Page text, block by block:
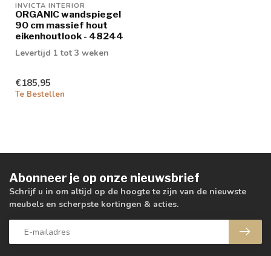
INVICTA INTERIOR
ORGANIC wandspiegel
90 cm massief hout
eikenhoutlook - 48244
Levertijd 1 tot 3 weken
€185,95
Te Bestellen
Abonneer je op onze nieuwsbrief
Schrijf u in om altijd op de hoogte te zijn van de nieuwste
meubels en scherpste kortingen & acties.